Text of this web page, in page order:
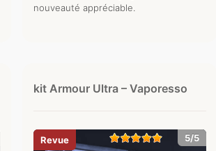
nouveauté appréciable.
kit Armour Ultra – Vaporesso
5/5